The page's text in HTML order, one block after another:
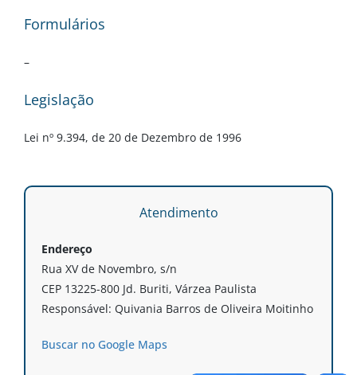
Formulários
–
Legislação
Lei nº 9.394, de 20 de Dezembro de 1996
Atendimento
Endereço
Rua XV de Novembro, s/n
CEP 13225-800 Jd. Buriti, Várzea Paulista
Responsável: Quivania Barros de Oliveira Moitinho
Buscar no Google Maps